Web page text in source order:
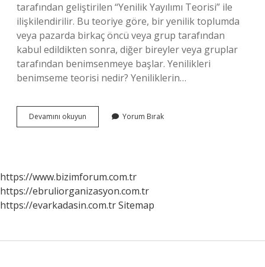
tarafından geliştirilen “Yenilik Yayılımı Teorisi” ile
ilişkilendirilir. Bu teoriye göre, bir yenilik toplumda
veya pazarda birkaç öncü veya grup tarafından
kabul edildikten sonra, diğer bireyler veya gruplar
tarafından benimsenmeye başlar. Yenilikleri
benimseme teorisi nedir? Yeniliklerin…
Devamını okuyun Yeniliğin
Yayılmasının
Yorum Bırak
https://www.bizimforum.com.tr
https://ebruliorganizasyon.com.tr
https://evarkadasin.com.trSitemap